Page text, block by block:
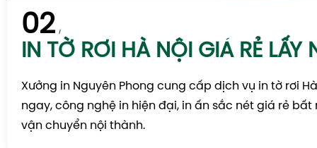
02
IN TỜ RƠI HÀ NỘI GIÁ RẺ LẤY
Xưởng in Nguyên Phong cung cấp dịch vụ in tờ rơi
ngay, công nghệ in hiện đại, in ấn sắc nét giá rẻ bất
vận chuyển nội thành.